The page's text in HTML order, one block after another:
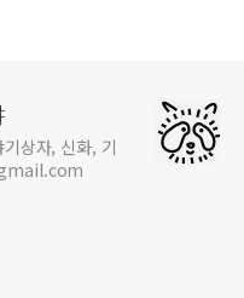
상자, 신화, 기